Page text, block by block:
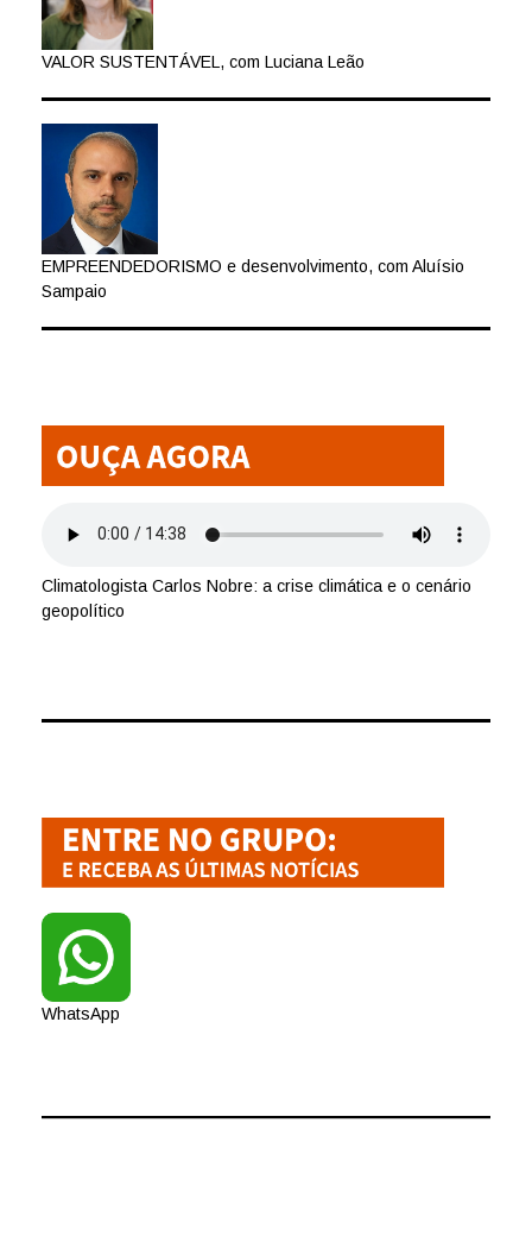
VALOR SUSTENTÁVEL, com Luciana Leão
EMPREENDEDORISMO e desenvolvimento, com Aluísio
Sampaio
Climatologista Carlos Nobre: a crise climática e o cenário
geopolítico
WhatsApp